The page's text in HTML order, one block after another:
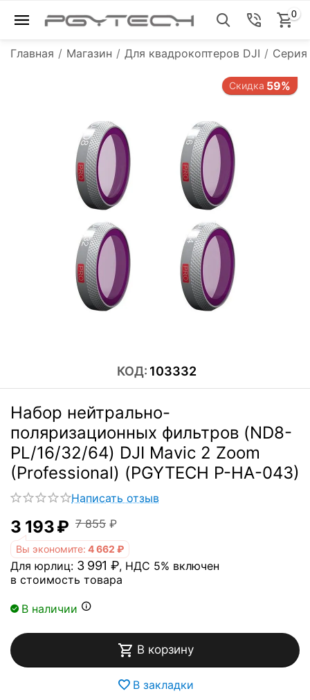
0
Главная / Магазин / Для квадрокоптеров DJI / Серия
Скидка 59%
КОД: 103332
Набор нейтрально-
поляризационных фильтров (ND8-
PL/16/32/64) DJI Mavic 2 Zoom
(Professional) (PGYTECH P-HA-043)
Написать отзыв
3 193₽ 7 855 ₽
Вы экономите: 4 662 ₽
Для юрлиц: 3 991 ₽, НДС 5% включен
в стоимость товара
В наличии
В корзину
В закладки